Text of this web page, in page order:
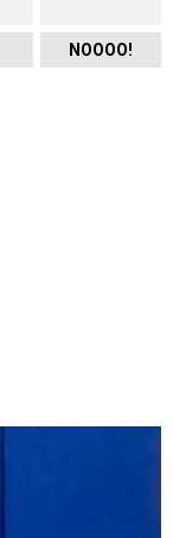
NOOOO!